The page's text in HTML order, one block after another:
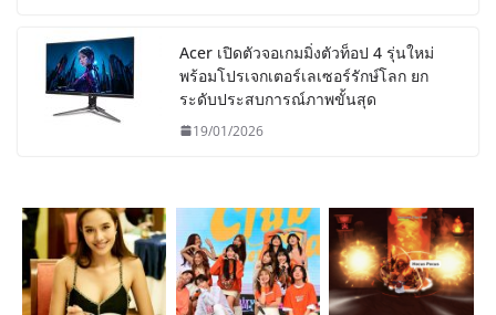
Acer เปิดตัวจอเกมมิ่งตัวท็อป 4 รุ่นใหม่
พร้อมโปรเจกเตอร์เลเซอร์รักษ์โลก ยก
ระดับประสบการณ์ภาพขั้นสุด
19/01/2026